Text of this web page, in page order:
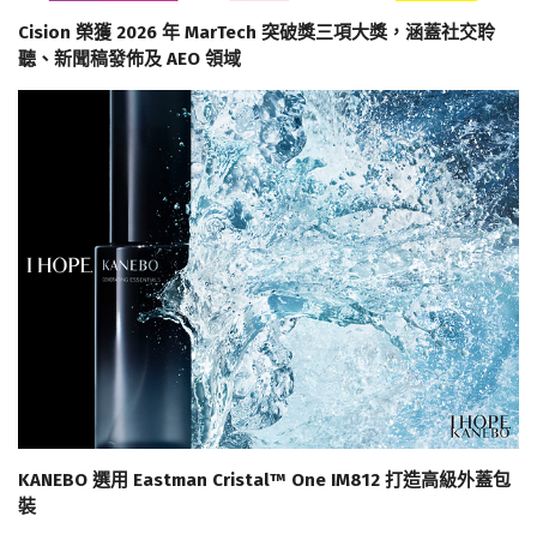
Cision 榮獲 2026 年 MarTech 突破獎三項大獎，涵蓋社交聆
聽、新聞稿發佈及 AEO 領域
KANEBO 選用 Eastman Cristal™ One IM812 打造高級外蓋包
裝